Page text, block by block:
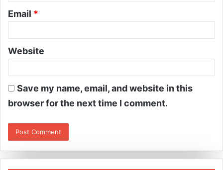
Email *
Website
Save my name, email, and website in this
browser for the next time I comment.